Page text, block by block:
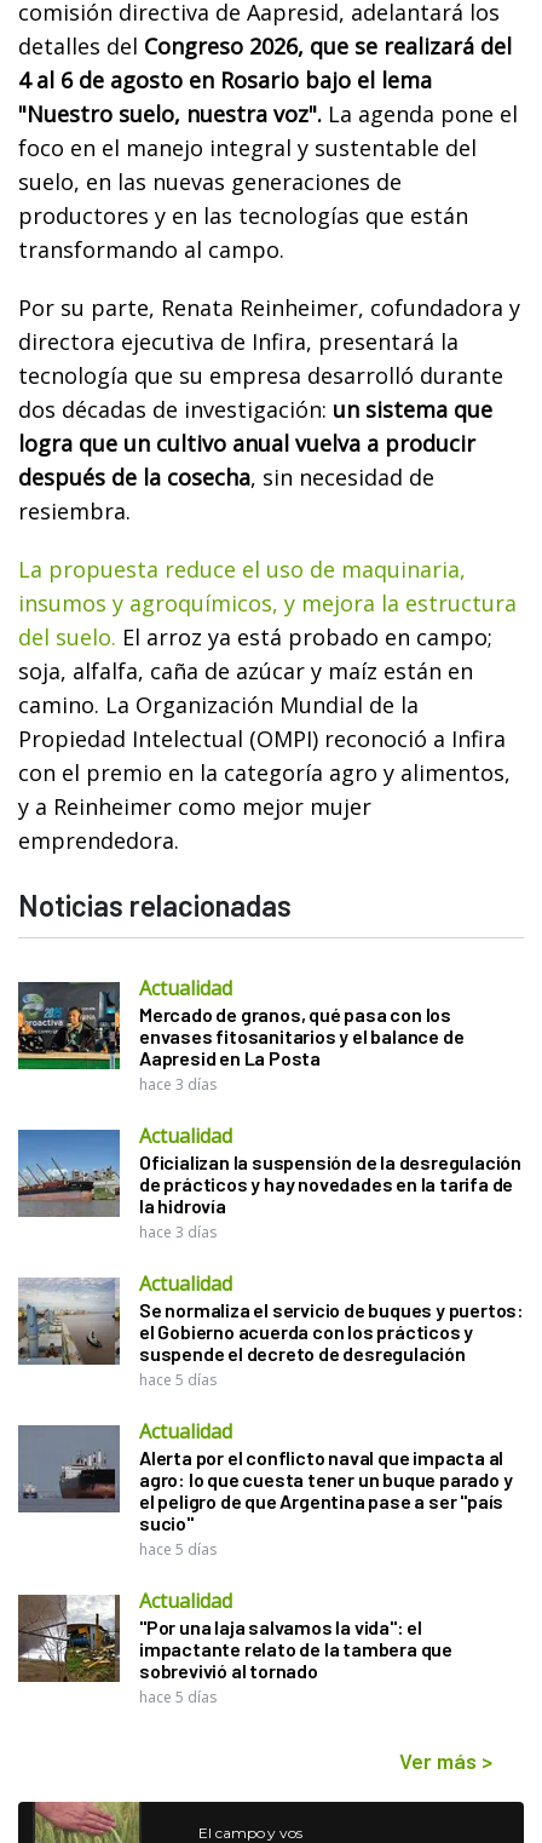
comisión directiva de Aapresid, adelantará los
detalles del Congreso 2026, que se realizará del
4 al 6 de agosto en Rosario bajo el lema
"Nuestro suelo, nuestra voz". La agenda pone el
foco en el manejo integral y sustentable del
suelo, en las nuevas generaciones de
productores y en las tecnologías que están
transformando al campo.
Por su parte, Renata Reinheimer, cofundadora y
directora ejecutiva de Infira, presentará la
tecnología que su empresa desarrolló durante
dos décadas de investigación: un sistema que
logra que un cultivo anual vuelva a producir
después de la cosecha, sin necesidad de
resiembra.
La propuesta reduce el uso de maquinaria,
insumos y agroquímicos, y mejora la estructura
del suelo. El arroz ya está probado en campo;
soja, alfalfa, caña de azúcar y maíz están en
camino. La Organización Mundial de la
Propiedad Intelectual (OMPI) reconoció a Infira
con el premio en la categoría agro y alimentos,
y a Reinheimer como mejor mujer
emprendedora.
Noticias relacionadas
Actualidad
Mercado de granos, qué pasa con los
envases fitosanitarios y el balance de
Aapresid en La Posta
hace 3 días
Actualidad
Oficializan la suspensión de la desregulación
de prácticos y hay novedades en la tarifa de
la hidrovía
hace 3 días
Actualidad
Se normaliza el servicio de buques y puertos:
el Gobierno acuerda con los prácticos y
suspende el decreto de desregulación
hace 5 días
Actualidad
Alerta por el conflicto naval que impacta al
agro: lo que cuesta tener un buque parado y
el peligro de que Argentina pase a ser "país
sucio"
hace 5 días
Actualidad
"Por una laja salvamos la vida": el
impactante relato de la tambera que
sobrevivió al tornado
hace 5 días
Ver más >
El campo y vos